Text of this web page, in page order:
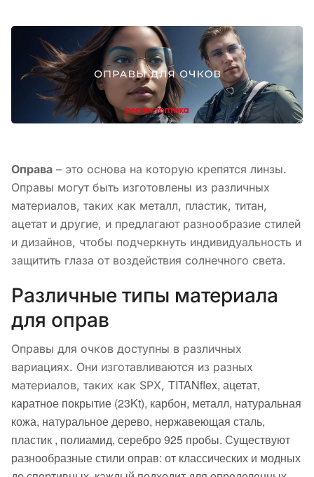
Оправа – это основа на которую крепятся линзы.
Оправы могут быть изготовлены из различных
материалов, таких как металл, пластик, титан,
ацетат и другие, и предлагают разнообразие стилей
и дизайнов, чтобы подчеркнуть индивидуальность и
защитить глаза от воздействия солнечного света.
Различные типы материала
для оправ
Оправы для очков доступны в различных
вариациях. Они изготавливаются из разных
материалов, таких как SPX, TITANflex, ацетат,
каратное покрытие (23Kt), карбон, металл, натуральная
кожа, натуральное дерево, нержавеющая сталь,
пластик , полиамид, серебро 925 пробы. Существуют
разнообразные стили оправ: от классических и модных